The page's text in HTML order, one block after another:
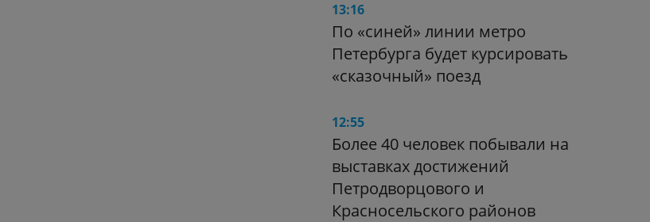
13:16
По «синей» линии метро
Петербурга будет курсировать
«сказочный» поезд
12:55
Более 40 человек побывали на
выставках достижений
Петродворцового и
Красносельского районов